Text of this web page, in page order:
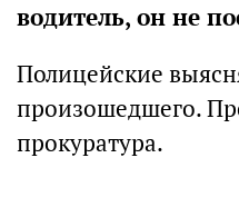
водитель, он не
Полицейские
произошедшего.
прокуратура.